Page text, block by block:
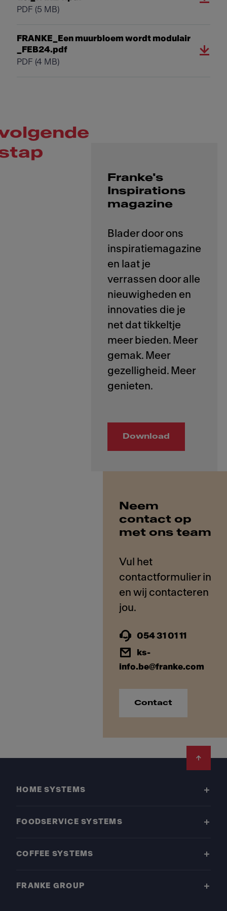
PDF (5 MB)
FRANKE_Een muurbloem wordt modulair
_FEB24.pdf
PDF (4 MB)
Franke's
Inspirations
magazine
Blader door ons
inspiratiemagazine
en laat je
verrassen door alle
nieuwigheden en
innovaties die je
net dat tikkeltje
meer bieden. Meer
gemak. Meer
gezelligheid. Meer
Download
Neem
contact op
met ons team
Vul het
contactformulier in
en wij contacteren
054 31 01 11
ks-
info.be@franke.com
Contact
HOME SYSTEMS
FOODSERVICE SYSTEMS
COFFEE SYSTEMS
FRANKE GROUP